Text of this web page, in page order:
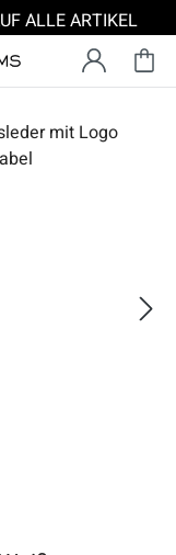
ALLE ARTIKEL